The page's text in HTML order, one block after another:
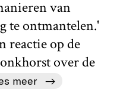
van
te ontmantelen.'
reactie op de
over de
meer